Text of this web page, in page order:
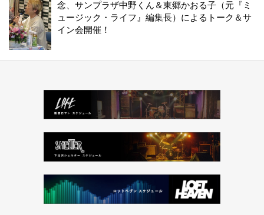
念、サンプラザ中野くん＆東郷かおる子（元『ミ
ュージック・ライフ』編集長）によるトーク＆サ
イン会開催！